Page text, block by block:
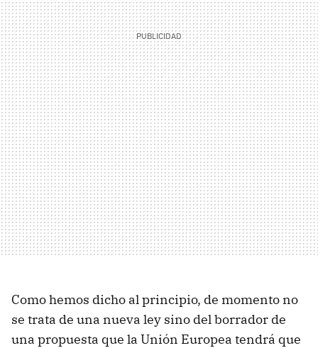
Como hemos dicho al principio, de momento no
se trata de una nueva ley sino del borrador de
una propuesta que la Unión Europea tendrá que